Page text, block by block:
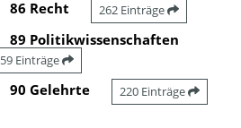
86 Recht 262 Einträge
89 Politikwissenschaften
59 Einträge
90 Gelehrte 220 Einträge